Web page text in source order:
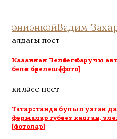
әниәнкәйВадим
алдагы пост
Казаннан Челәбегә баручы
белән бәрелешә [фото]
киләсе пост
Татарстанда булып узган
фермалар түбәсез калган,
[фотолар]